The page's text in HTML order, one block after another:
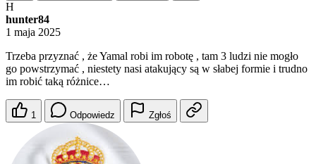
H
hunter84
1 maja 2025
Trzeba przyznać , że Yamal robi im robotę , tam 3 ludzi nie mogło
go powstrzymać , niestety nasi atakujący są w słabej formie i trudno
im robić taką różnice…
1 Odpowiedz Zgłoś